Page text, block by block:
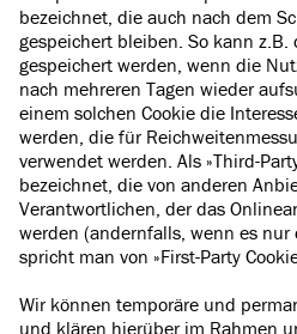
bezeichnet, die auch nach dem
gespeichert bleiben. So kann z.B.
gespeichert werden, wenn die
nach mehreren Tagen wieder
einem solchen Cookie die
werden, die für
verwendet werden. Als »Third-
bezeichnet, die von anderen
Verantwortlichen, der das
werden (andernfalls, wenn es nur
spricht man von »First-Party
Wir können temporäre und
und klären hierüber im Rahmen